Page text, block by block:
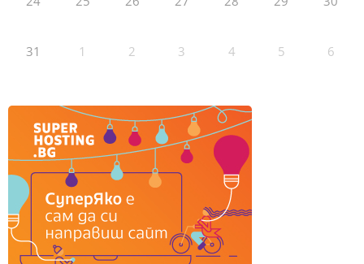
31 1 2 3 4 5 6